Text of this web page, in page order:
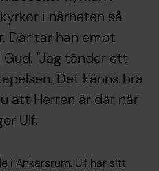
i närheten så
Där tar han emot
"Jag tänder ett
Det känns bra
att Herren är där när
Ulf.
i Ankarsrum. Ulf har sitt